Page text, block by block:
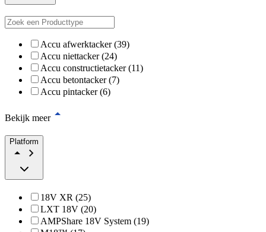
Accu afwerktacker (39)
Accu niettacker (24)
Accu constructietacker (11)
Accu betontacker (7)
Accu pintacker (6)
Bekijk meer
Platform
18V XR (25)
LXT 18V (20)
AMPShare 18V System (19)